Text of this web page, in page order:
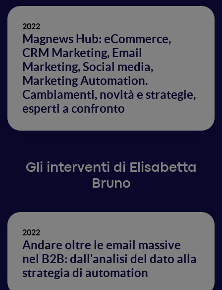
2022
Magnews Hub: eCommerce,
CRM Marketing, Email
Marketing, Social media,
Marketing Automation.
Cambiamenti, novità e strategie,
esperti a confronto
Gli interventi di Elisabetta
Bruno
2022
Andare oltre le email massive
nel B2B: dall'analisi del dato alla
strategia di automation